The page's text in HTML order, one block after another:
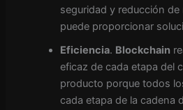
seguridad y reducción de
puede proporcionar
Eficiencia. Blockchain
eficaz de cada etapa del
producto porque todos
cada etapa de la cadena